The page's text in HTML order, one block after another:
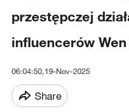
przestępczej
influencerów
06:04:50,19-Nov-2025
Share